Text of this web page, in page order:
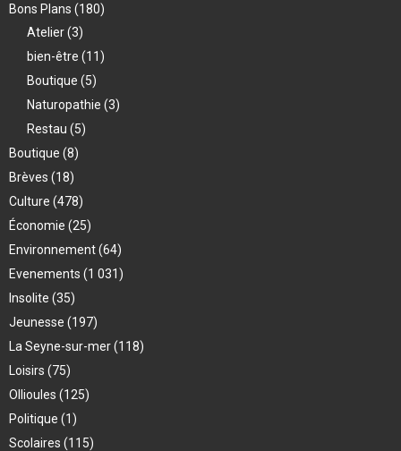
Bons Plans (180)
Atelier(3)
bien-être (11)
Boutique (5)
Naturopathie (3)
Restau (5)
Boutique (8)
Brèves (18)
Culture (478)
Économie (25)
Environnement(64)
Evenements (1 031)
Insolite (35)
Jeunesse (197)
La Seyne-sur-mer(118)
Loisirs (75)
Ollioules (125)
Politique (1)
Scolaires (115)